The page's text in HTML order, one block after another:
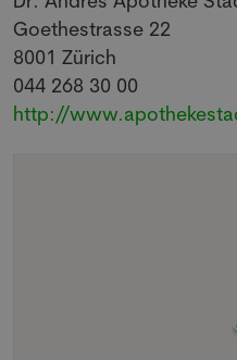
Goethestrasse 22
8001 Zürich
044 268 30 00
http://
an und erhalte einmal
Stellenangebote und